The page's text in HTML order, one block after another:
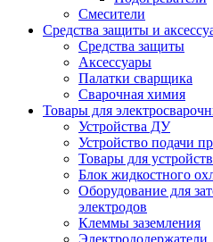
Смесители
Средства защиты и
Средства защиты
Аксессуары
Палатки сварщика
Сварочная химия
Товары для
Устройства ДУ
Устройство подачи
Товары для
Блок жидкостного
Оборудование для
электродов
Клеммы заземления